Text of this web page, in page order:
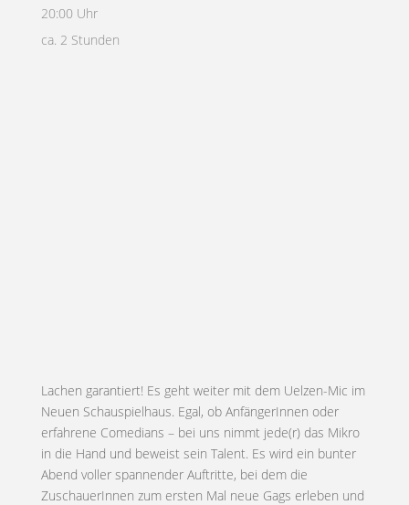
20:00 Uhr
ca. 2 Stunden
Lachen garantiert! Es geht weiter mit dem Uelzen-Mic im
Neuen Schauspielhaus. Egal, ob AnfängerInnen oder
erfahrene Comedians – bei uns nimmt jede(r) das Mikro
in die Hand und beweist sein Talent. Es wird ein bunter
Abend voller spannender Auftritte, bei dem die
ZuschauerInnen zum ersten Mal neue Gags erleben und